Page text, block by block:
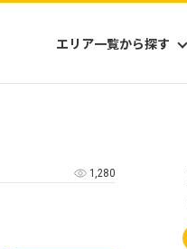
エリア一覧から探す
ハワイ
1,280